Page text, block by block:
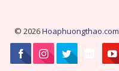
© 2026Hoaphuongthao.com